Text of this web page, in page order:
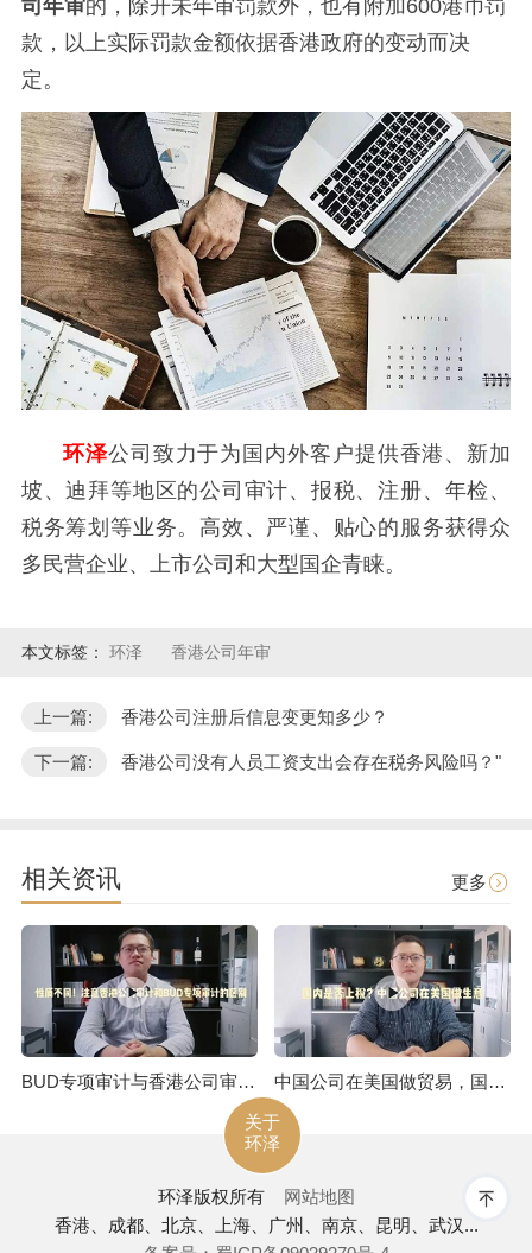
司年审的，除开未年审罚款外，也有附加600港币罚
款，以上实际罚款金额依据香港政府的变动而决
定。
环泽公司致力于为国内外客户提供香港、新加
坡、迪拜等地区的公司审计、报税、注册、年检、
税务筹划等业务。高效、严谨、贴心的服务获得众
多民营企业、上市公司和大型国企青睐。
本文标签： 环泽 香港公司年审
上一篇: 香港公司注册后信息变更知多少？
下一篇: 香港公司没有人员工资支出会存在税务风险吗？"
相关资讯 更多
BUD专项审计与香港公司审计是不一样的
中国公司在美国做贸易，国内是否上税呢
关于
环泽
环泽版权所有
网站地图
香港、成都、北京、上海、广州、南京、昆明、武汉...